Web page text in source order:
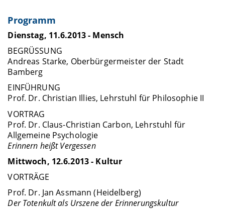
Programm
Dienstag, 11.6.2013 - Mensch
BEGRÜSSUNG
Andreas Starke, Oberbürgermeister der Stadt
Bamberg
EINFÜHRUNG
Prof. Dr. Christian Illies, Lehrstuhl für Philosophie II
VORTRAG
Prof. Dr. Claus-Christian Carbon, Lehrstuhl für
Allgemeine Psychologie
Erinnern heißt Vergessen
Mittwoch, 12.6.2013 - Kultur
VORTRÄGE
Prof. Dr. Jan Assmann (Heidelberg)
Der Totenkult als Urszene der Erinnerungskultur